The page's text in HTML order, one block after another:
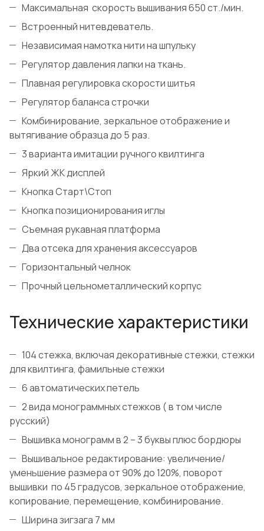
Максимальная скорость вышивания 650 ст./мин.
Встроенный нитевдеватель.
Независимая намотка нити на шпульку
Регулятор давления лапки на ткань.
Плавная регулировка скорости шитья
Регулятор баланса строчки
Комбинирование, зеркальное отображение и
вытягивание образца до 5 раз.
3 варианта имитации ручного квилтинга
Яркий ЖК дисплей
Кнопка Старт\Стоп
Кнопка позиционирования иглы
Съемная рукавная платформа
Два отсека для хранения аксессуаров
Горизонтальный челнок
Прочный цельнометаллический корпус
Технические характеристики
104 стежка, включая декоративные стежки, стежки
для квилтинга, фамильные стежки
6 автоматических петель
2 вида монограммных стежков ( в том числе
русский)
Вышивка монограмм в 2 – 3 буквы плюс бордюры
Вышивальное редактирование: увеличение/
уменьшение размера от 90% до 120%, поворот
вышивки по 45 градусов, зеркальное отображение,
копирование, перемещение, комбинирование.
Ширина зигзага 7 мм